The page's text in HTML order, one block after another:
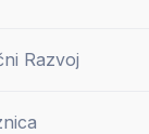
Razvoj